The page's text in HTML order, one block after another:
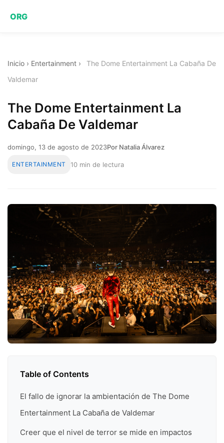
ORG
Inicio › Entertainment ›
The Dome Entertainment La Cabaña De
Valdemar
The Dome Entertainment La
Cabaña De Valdemar
domingo, 13 de agosto de 2023Por Natalia Álvarez
ENTERTAINMENT 10 min de lectura
Table of Contents
El fallo de ignorar la ambientación de The Dome
Entertainment La Cabaña de Valdemar
Creer que el nivel de terror se mide en impactos